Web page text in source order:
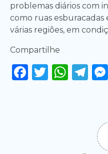
problemas diários com
como ruas esburacadas
várias regiões, em
Compartilhe
Facebook
Twitter